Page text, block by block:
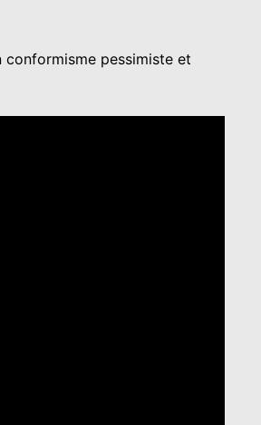
conformisme pessimiste et